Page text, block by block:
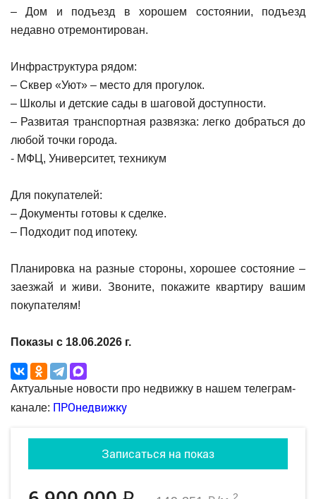
– Дом и подъезд в хорошем состоянии, подъезд
недавно отремонтирован.
Инфраструктура рядом:
– Сквер «Уют» – место для прогулок.
– Школы и детские сады в шаговой доступности.
– Развитая транспортная развязка: легко добраться до
любой точки города.
- МФЦ, Университет, техникум
Для покупателей:
– Документы готовы к сделке.
– Подходит под ипотеку.
Планировка на разные стороны, хорошее состояние –
заезжай и живи. Звоните, покажите квартиру вашим
покупателям!
Показы с 18.06.2026 г.
Актуальные новости про недвижку в нашем телеграм-
канале: ПРОнедвижку
Записаться на показ